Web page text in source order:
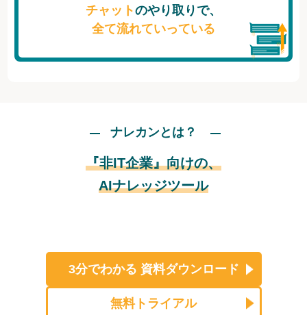
チャットのやり取りで、
全て流れていっている
ナレカンとは？
『非IT企業』向けの、
AIナレッジツール
3分でわかる 資料ダウンロード
無料トライアル